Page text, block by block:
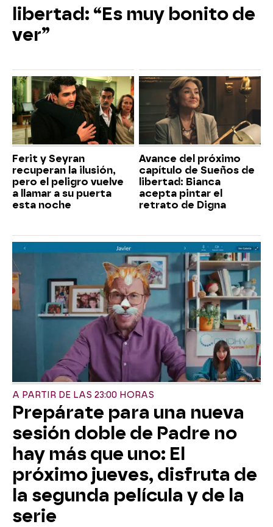
libertad: “Es muy bonito de
ver”
Ferit y Seyran
recuperan la ilusión,
pero el peligro vuelve
a llamar a su puerta
esta noche
Avance del próximo
capítulo de Sueños de
libertad: Bianca
acepta pintar el
retrato de Digna
A PARTIR DE LAS 23:00 HORAS
Prepárate para una nueva
sesión doble de Padre no
hay más que uno: El
próximo jueves, disfruta de
la segunda película y de la
serie